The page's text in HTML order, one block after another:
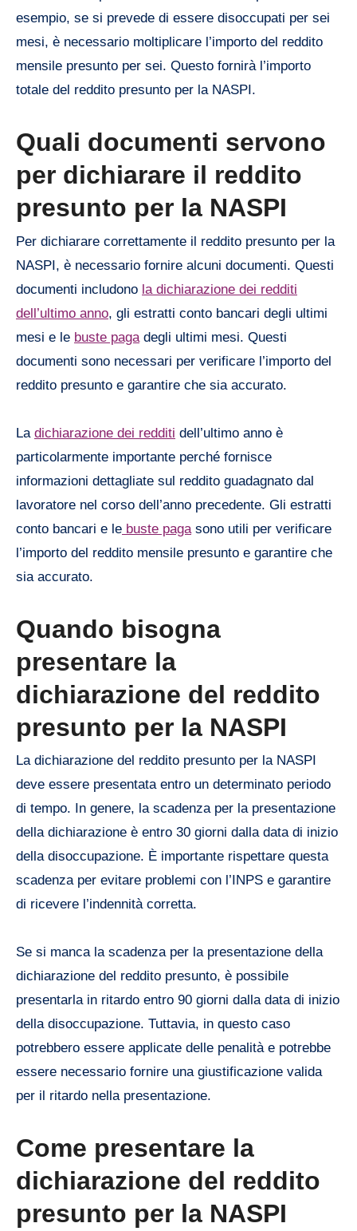
esempio, se si prevede di essere disoccupati per sei
mesi, è necessario moltiplicare l’importo del reddito
mensile presunto per sei. Questo fornirà l’importo
totale del reddito presunto per la NASPI.
Quali documenti servono
per dichiarare il reddito
presunto per la NASPI
Per dichiarare correttamente il reddito presunto per la
NASPI, è necessario fornire alcuni documenti. Questi
documenti includono la dichiarazione dei redditi
dell’ultimo anno, gli estratti conto bancari degli ultimi
mesi e le buste paga degli ultimi mesi. Questi
documenti sono necessari per verificare l’importo del
reddito presunto e garantire che sia accurato.
La dichiarazione dei redditi dell’ultimo anno è
particolarmente importante perché fornisce
informazioni dettagliate sul reddito guadagnato dal
lavoratore nel corso dell’anno precedente. Gli estratti
conto bancari e le buste paga sono utili per verificare
l’importo del reddito mensile presunto e garantire che
sia accurato.
Quando bisogna
presentare la
dichiarazione del reddito
presunto per la NASPI
La dichiarazione del reddito presunto per la NASPI
deve essere presentata entro un determinato periodo
di tempo. In genere, la scadenza per la presentazione
della dichiarazione è entro 30 giorni dalla data di inizio
della disoccupazione. È importante rispettare questa
scadenza per evitare problemi con l’INPS e garantire
di ricevere l’indennità corretta.
Se si manca la scadenza per la presentazione della
dichiarazione del reddito presunto, è possibile
presentarla in ritardo entro 90 giorni dalla data di inizio
della disoccupazione. Tuttavia, in questo caso
potrebbero essere applicate delle penalità e potrebbe
essere necessario fornire una giustificazione valida
per il ritardo nella presentazione.
Come presentare la
dichiarazione del reddito
presunto per la NASPI